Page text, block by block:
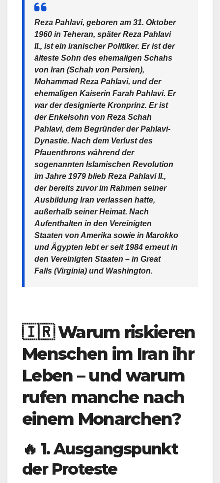
Reza Pahlavi, geboren am 31. Oktober
1960 in Teheran, später Reza Pahlavi
II., ist ein iranischer Politiker. Er ist der
älteste Sohn des ehemaligen Schahs
von Iran (Schah von Persien),
Mohammad Reza Pahlavi, und der
ehemaligen Kaiserin Farah Pahlavi. Er
war der designierte Kronprinz. Er ist
der Enkelsohn von Reza Schah
Pahlavi, dem Begründer der Pahlavi-
Dynastie. Nach dem Verlust des
Pfauenthrons während der
sogenannten Islamischen Revolution
im Jahre 1979 blieb Reza Pahlavi II.,
der bereits zuvor im Rahmen seiner
Ausbildung Iran verlassen hatte,
außerhalb seiner Heimat. Nach
Aufenthalten in den Vereinigten
Staaten von Amerika sowie in Marokko
und Ägypten lebt er seit 1984 erneut in
den Vereinigten Staaten – in Great
Falls (Virginia) und Washington.
🇮🇷Warum riskieren
Menschen im Iran ihr
Leben – und warum
rufen manche nach
einem Monarchen?
🔥 1. Ausgangspunkt
der Proteste